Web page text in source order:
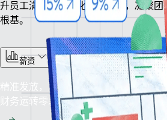
升员工满意度、优化企业运营，凝聚
根基。
薪资
精准发放，准时无误：依托我们的薪
财务运转零差错。